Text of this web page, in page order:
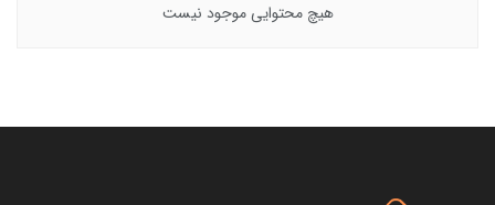
هیچ محتوایی موجود نیست